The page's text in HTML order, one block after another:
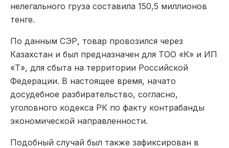
нелегального груза составила 150,5 миллионов
тенге.
По данным СЭР, товар провозился через
Казахстан и был предназначен для ТОО «К» и ИП
«Т», для сбыта на территории Российской
Федерации. В настоящее время, начато
досудебное разбирательство, согласно,
уголовного кодекса РК по факту контрабанды
экономической направленности.
Подобный случай был также зафиксирован в